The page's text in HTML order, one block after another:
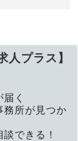
人プラス】
く
所が見つか
できる！